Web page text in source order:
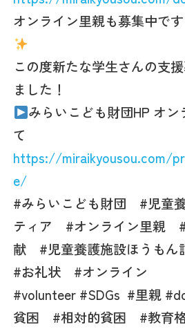
オンライン里親も募集中で
この度新たな学生さんの支
ました！
みらいこども財団HP オ
て
https://miraikyousou.com/
e/
#みらいこども財団 #児童
ティア #オンライン里親
献 #児童養護施設ほうも
#お礼状 #オンライン
#volunteer #SDGs #里親
貧困 #相対的貧困 #教育